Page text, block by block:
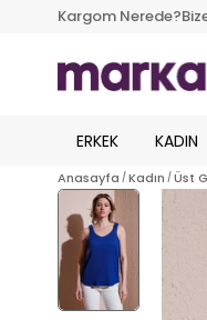
Kargom Nerede?
ERKEK KADIN
Anasayfa Kadın Üst